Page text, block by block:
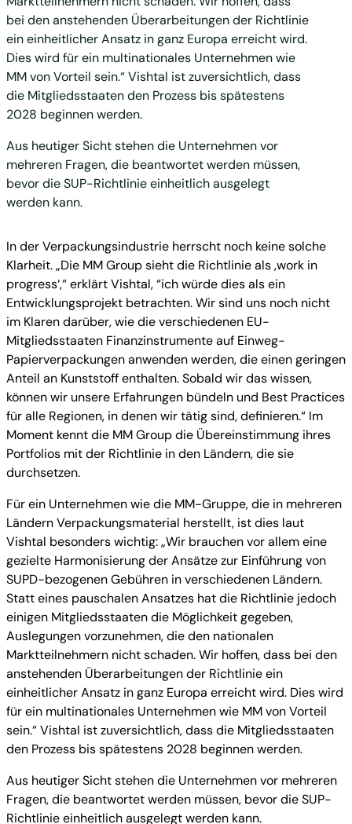
bei den anstehenden Überarbeitungen der Richtlinie
ein einheitlicher Ansatz in ganz Europa erreicht wird.
Dies wird für ein multinationales Unternehmen wie
MM von Vorteil sein.“ Vishtal ist zuversichtlich, dass
die Mitgliedsstaaten den Prozess bis spätestens
2028 beginnen werden.
Aus heutiger Sicht stehen die Unternehmen vor
mehreren Fragen, die beantwortet werden müssen,
bevor die SUP-Richtlinie einheitlich ausgelegt
werden kann.
In der Verpackungsindustrie herrscht noch keine solche
Klarheit. „Die MM Group sieht die Richtlinie als ‚work in
progress‘,“ erklärt Vishtal, “ich würde dies als ein
Entwicklungsprojekt betrachten. Wir sind uns noch nicht
im Klaren darüber, wie die verschiedenen EU-
Mitgliedsstaaten Finanzinstrumente auf Einweg-
Papierverpackungen anwenden werden, die einen geringen
Anteil an Kunststoff enthalten. Sobald wir das wissen,
können wir unsere Erfahrungen bündeln und Best Practices
für alle Regionen, in denen wir tätig sind, definieren.“ Im
Moment kennt die MM Group die Übereinstimmung ihres
Portfolios mit der Richtlinie in den Ländern, die sie
durchsetzen.
Für ein Unternehmen wie die MM-Gruppe, die in mehreren
Ländern Verpackungsmaterial herstellt, ist dies laut
Vishtal besonders wichtig: „Wir brauchen vor allem eine
gezielte Harmonisierung der Ansätze zur Einführung von
SUPD-bezogenen Gebühren in verschiedenen Ländern.
Statt eines pauschalen Ansatzes hat die Richtlinie jedoch
einigen Mitgliedsstaaten die Möglichkeit gegeben,
Auslegungen vorzunehmen, die den nationalen
Marktteilnehmern nicht schaden. Wir hoffen, dass bei den
anstehenden Überarbeitungen der Richtlinie ein
einheitlicher Ansatz in ganz Europa erreicht wird. Dies wird
für ein multinationales Unternehmen wie MM von Vorteil
sein.“ Vishtal ist zuversichtlich, dass die Mitgliedsstaaten
den Prozess bis spätestens 2028 beginnen werden.
Aus heutiger Sicht stehen die Unternehmen vor mehreren
Fragen, die beantwortet werden müssen, bevor die SUP-
Richtlinie einheitlich ausgelegt werden kann.